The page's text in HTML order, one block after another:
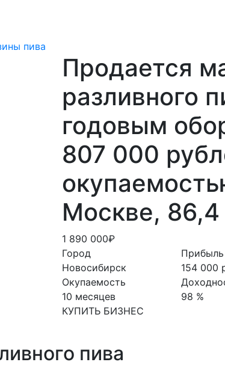
пива
Продается
разливного
годовым
807 000
Москве, 86,4
1 890 000₽
Город
Новосибирск
Окупаемость
10 месяцев
КУПИТЬ БИЗНЕС
Прибыль
154 000
98 %
пива